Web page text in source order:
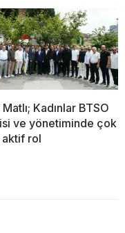
Kadınlar BTSO
ve yönetiminde çok
aktif rol